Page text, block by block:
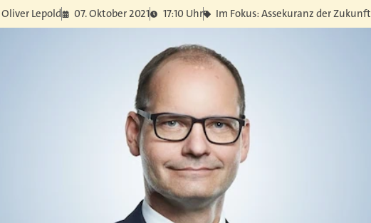
Oliver Lepold 07. Oktober 2021 17:10 Uhr Im Fokus: Assekuranz der Zukunft